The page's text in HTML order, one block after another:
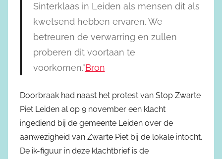
Sinterklaas in Leiden als mensen dit als
kwetsend hebben ervaren. We
betreuren de verwarring en zullen
proberen dit voortaan te
voorkomen.”Bron
Doorbraak had naast het protest van Stop Zwarte
Piet Leiden al op 9 november een klacht
ingediend bij de gemeente Leiden over de
aanwezigheid van Zwarte Piet bij de lokale intocht.
De ik-figuur in deze klachtbrief is de